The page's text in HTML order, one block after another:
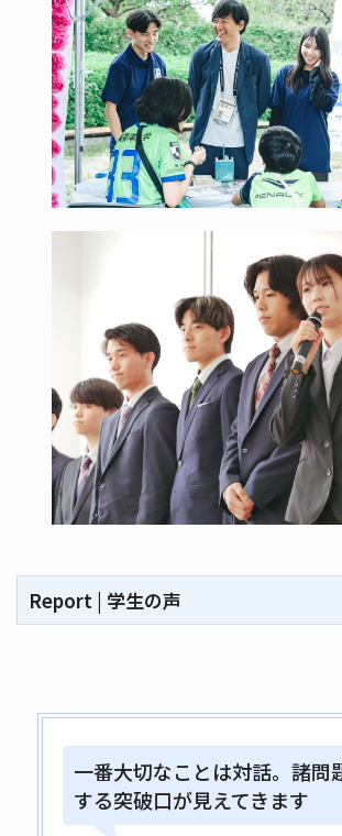
Report | 学生の声
一番大切なことは対話。諸問
する突破口が見えてきます